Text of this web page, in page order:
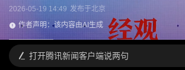
2026-05-19 14:49 发布于北京
作者声明：该内容由AI生成
打开腾讯新闻客户端说两句